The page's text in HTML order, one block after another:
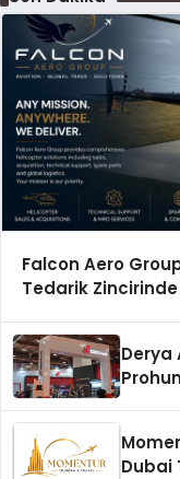
Falcon Aero
Tedarik Zincirinde
Derya
Dubai